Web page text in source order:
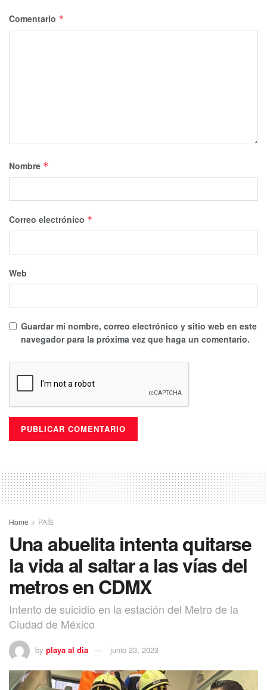
Comentario *
Nombre *
Correo electrónico *
Web
Guardar mi nombre, correo electrónico y sitio web en este
navegador para la próxima vez que haga un comentario.
Home PAÍS
Una abuelita intenta quitarse
la vida al saltar a las vías del
metros en CDMX
Intento de suicidio en la estación del Metro de la
Ciudad de México
by playa al dia junio 23, 2023